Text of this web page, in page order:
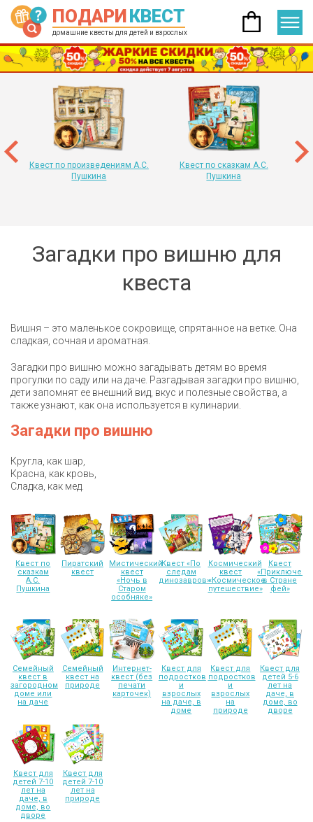
ПОДАРИКВЕСТ
домашние квесты для детей и взрослых
Квест по произведениям А.С.
Пушкина
Квест по сказкам А.С.
Пушкина
Загадки про вишню для
квеста
Вишня – это маленькое сокровище, спрятанное на ветке. Она
сладкая, сочная и ароматная.
Загадки про вишню можно загадывать детям во время
прогулки по саду или на даче. Разгадывая загадки про вишню,
дети запомнят ее внешний вид, вкус и полезные свойства, а
также узнают, как она используется в кулинарии.
Загадки про вишню
Кругла, как шар,
Красна, как кровь,
Сладка, как мед.
Квест по
сказкам
А.С.
Пушкина
Пиратский
квест
Мистический
квест
«Ночь в
Старом
особняке»
Квест «По
следам
динозавров»
Космический
квест
«Космическое
путешествие»
Квест
в Стране
фей»
Семейный
квест в
загородном
доме или
на даче
Семейный
квест на
природе
Интернет-
квест (без
печати
карточек)
Квест для
подростков
и
взрослых
на даче, в
доме
Квест для
подростков
и
взрослых
на
природе
Квест для
детей 5-6
лет на
даче, в
доме, во
дворе
Квест для
детей 7-10
лет на
даче, в
доме, во
дворе
Квест для
детей 7-10
лет на
природе